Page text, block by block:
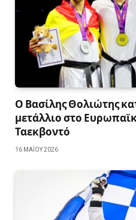
Ο Βασίλης Θολιώτης
μετάλλιο στο
Ταεκβοντό
16 ΜΑΪ́ΟΥ 2026